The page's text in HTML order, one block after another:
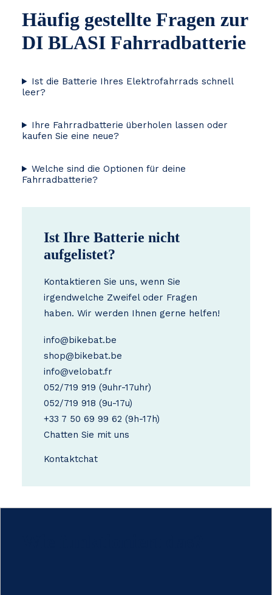
Häufig gestellte Fragen zur
DI BLASI Fahrradbatterie
Ist die Batterie Ihres Elektrofahrrads schnell
leer?
Ihre Fahrradbatterie überholen lassen oder
kaufen Sie eine neue?
Welche sind die Optionen für deine
Fahrradbatterie?
Ist Ihre Batterie nicht
aufgelistet?
Kontaktieren Sie uns, wenn Sie
irgendwelche Zweifel oder Fragen
haben. Wir werden Ihnen gerne helfen!
info@bikebat.be
shop@bikebat.be
info@velobat.fr
052/719 919 (9uhr-17uhr)
052/719 918 (9u-17u)
+33 7 50 69 99 62 (9h-17h)
Chatten Sie mit uns
Kontaktchat